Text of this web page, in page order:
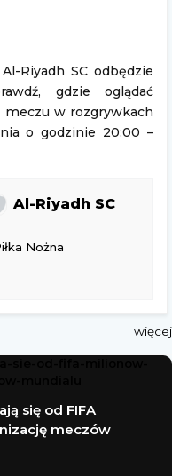
Riyadh SC odbędzie
gdzie oglądać
w rozgrywkach
o godzinie 20:00 –
Al-Riyadh SC
Nożna
więcej
się od FIFA
meczów